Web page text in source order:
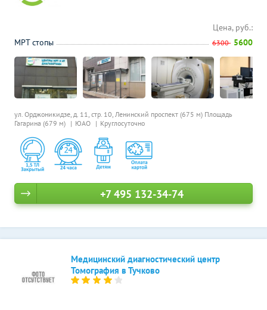
ул. Орджоникидзе, д. 11, стр. 10, Ленинский проспект (675 м) Площадь
Гагарина (679 м)
ЮАО Круглосуточно
Цена, руб.:
МРТ стопы
6300 5600
+7 495 132-34-74
Медицинский диагностический центр
Томография в Тучково